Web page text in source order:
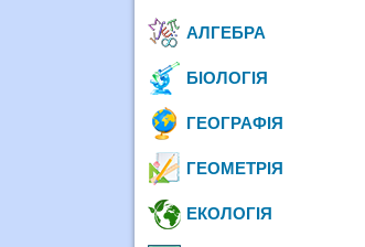
АЛГЕБРА
БІОЛОГІЯ
ГЕОГРАФІЯ
ГЕОМЕТРІЯ
ЕКОЛОГІЯ